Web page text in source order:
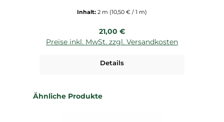
Inhalt: 2 m (10,50 € / 1 m)
Regulärer Preis:
21,00 €
Preise inkl. MwSt. zzgl. Versandkosten
Details
Produktgalerie überspringen
Ähnliche Produkte